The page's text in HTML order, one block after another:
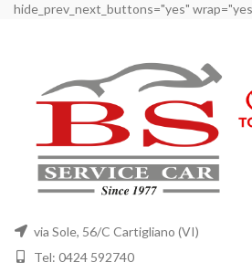
hide_prev_next_buttons="yes"
via Sole, 56/C Cartigliano (VI)
Tel: 0424 592740